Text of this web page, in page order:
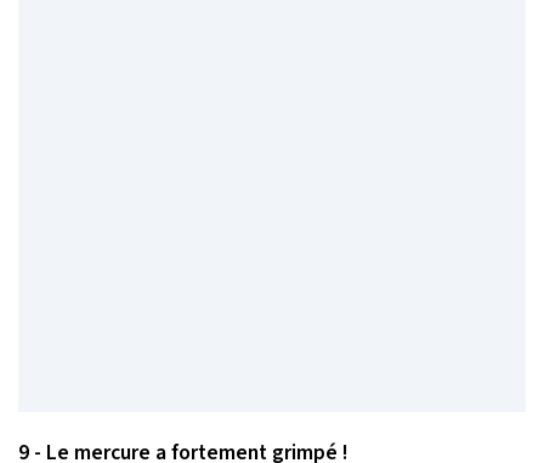
9 - Le mercure a fortement grimpé !